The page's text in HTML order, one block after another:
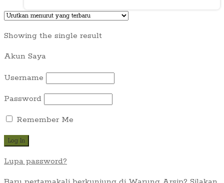
Showing the single result
Akun Saya
Username
Password
Remember Me
Lupa password?